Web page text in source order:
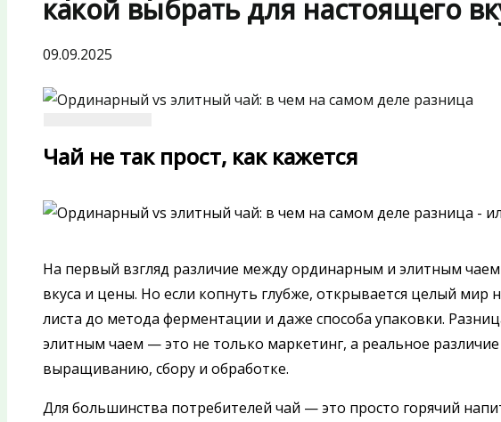
какой выбрать для настоящего
09.09.2025
Чай не так прост, как кажется
На первый взгляд различие между ординарным и элитным
вкуса и цены. Но если копнуть глубже, открывается целый мир
листа до метода ферментации и даже способа упаковки.
элитным чаем — это не только маркетинг, а реальное
выращиванию, сбору и обработке.
Для большинства потребителей чай — это просто горячий